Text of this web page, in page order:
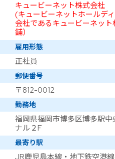
キュービーネット株式会社
(キュービーネットホールデ
会社であるキュービーネッ
舗）
雇用形態
正社員
郵便番号
〒812-0012
勤務地
福岡県福岡市博多区博多駅中
ナル２F
最寄り駅
JR鹿児島本線・地下鉄空港